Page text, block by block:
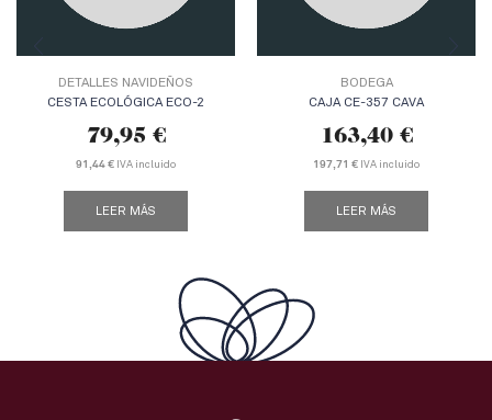
DETALLES NAVIDEÑOS
CESTA ECOLÓGICA ECO-2
79,95 €
91,44 € IVA incluido
LEER MÁS
BODEGA
CAJA CE-357 CAVA
163,40 €
197,71 € IVA incluido
LEER MÁS